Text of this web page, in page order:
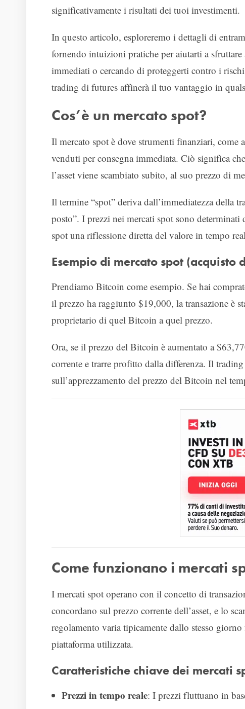
significativamente i risultati dei tuoi investimenti.
In questo articolo, esploreremo i dettagli di
fornendo intuizioni pratiche per aiutarti a
immediati o cercando di proteggerti contro i
trading di futures affinerà il tuo vantaggio in
Cos’è un mercato spot?
Il mercato spot è dove strumenti finanziari,
venduti per consegna immediata. Ciò significa
l’asset viene scambiato subito, al suo prezzo di
Il termine “spot” deriva dall’immediatezza della
posto”. I prezzi nei mercati spot sono
spot una riflessione diretta del valore in tempo
Esempio di mercato spot (acquisto
Prendiamo Bitcoin come esempio. Se hai
il prezzo ha raggiunto $19,000, la transazione è
proprietario di quel Bitcoin a quel prezzo.
Ora, se il prezzo del Bitcoin è aumentato a
corrente e trarre profitto dalla differenza. Il
sull’apprezzamento del prezzo del Bitcoin nel
Come funzionano i mercati
I mercati spot operano con il concetto di
concordano sul prezzo corrente dell’asset, e lo
regolamento varia tipicamente dallo stesso
piattaforma utilizzata.
Caratteristiche chiave dei mercati
Prezzi in tempo reale: I prezzi fluttuano in